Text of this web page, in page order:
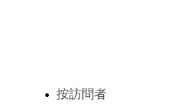
按訪問者